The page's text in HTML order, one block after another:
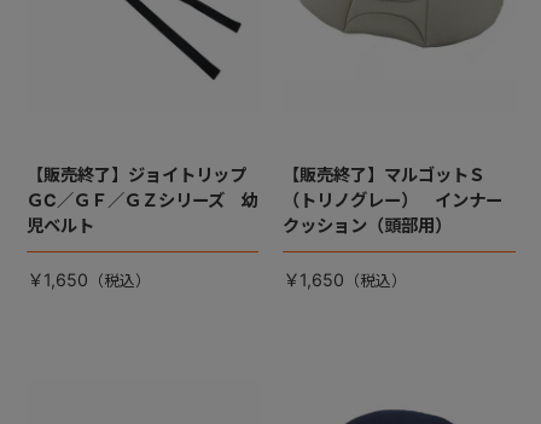
【販売終了】ジョイトリップ
ＧC／ＧＦ／ＧＺシリーズ 幼
児ベルト
￥1,650
【販売終了】マルゴットＳ
（トリノグレー） インナー
クッション（頭部用）
￥1,650